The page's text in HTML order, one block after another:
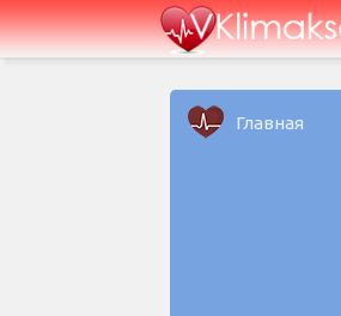
Главная